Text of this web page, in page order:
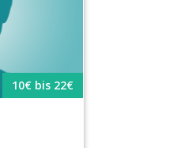
10€ bis 22€